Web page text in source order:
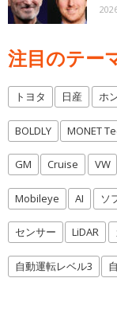
注目のテー
トヨタ 日産 ホ
BOLDLY MONET
GM Cruise VW
Mobileye AI ソ
センサー LiDAR
自動運転レベル3